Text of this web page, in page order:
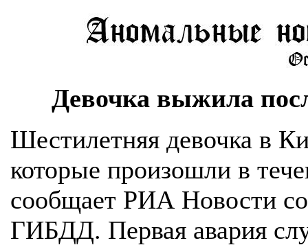
Девочка выжила
Шестилетняя девочка в
которые произошли в
сообщает РИА Новости
ГИБДД. Первая авария